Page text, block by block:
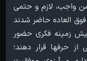
واجب، لازم و حتمی
العاده حاضر شدند
زمینه فکری حضور
حرفها قرار دهند؛